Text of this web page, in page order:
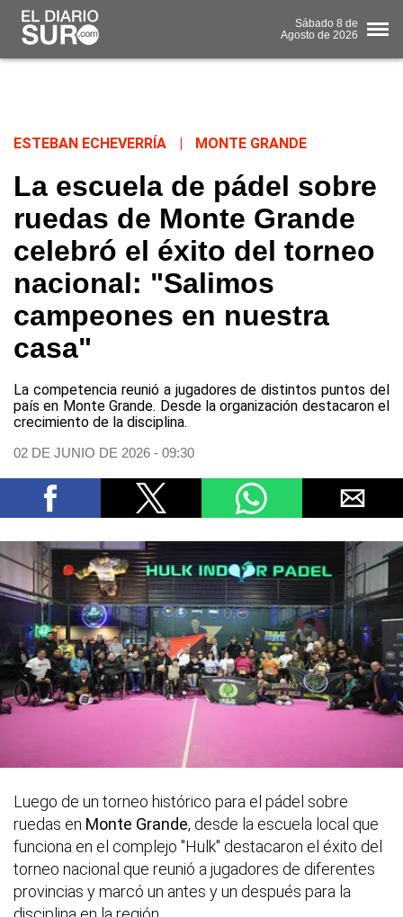
Sábado 8 de
Agosto de 2026
ESTEBAN ECHEVERRÍA MONTE GRANDE
La escuela de pádel sobre
ruedas de Monte Grande
celebró el éxito del torneo
nacional: "Salimos
campeones en nuestra
casa"
La competencia reunió a jugadores de distintos puntos del
país en Monte Grande. Desde la organización destacaron el
crecimiento de la disciplina.
02 DE JUNIO DE 2026 - 09:30
Luego de un torneo histórico para el pádel sobre
ruedas en Monte Grande, desde la escuela local que
funciona en el complejo "Hulk" destacaron el éxito del
torneo nacional que reunió a jugadores de diferentes
provincias y marcó un antes y un después para la